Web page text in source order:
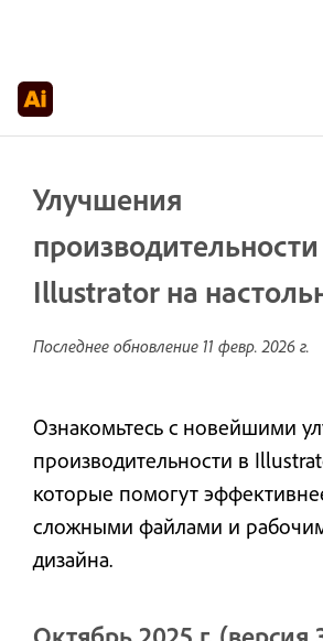
Улучшения
Illustrator на
Последнее обновление 11 февр. 2026 г.
Ознакомьтесь с новейшими
производительности в
которые помогут
сложными файлами и
дизайна.